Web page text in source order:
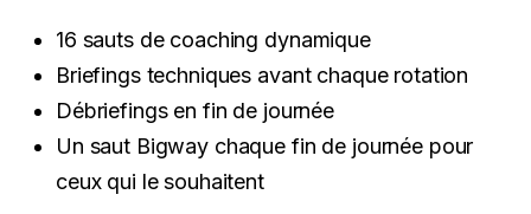
16 sauts de coaching dynamique
Briefings techniques avant chaque rotation
Débriefings en fin de journée
Un saut Bigway chaque fin de journée pour
ceux qui le souhaitent